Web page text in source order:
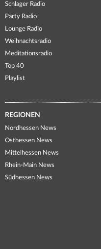
Schlager Radio
Party Radio
Lounge Radio
Weihnachtsradio
Meditationsradio
Top 40
Playlist
REGIONEN
Nordhessen News
Osthessen News
Mittelhessen News
Rhein-Main News
Südhessen News